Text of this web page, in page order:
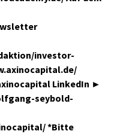
investor-
LinkedIn ►
seybold-
*Bitte